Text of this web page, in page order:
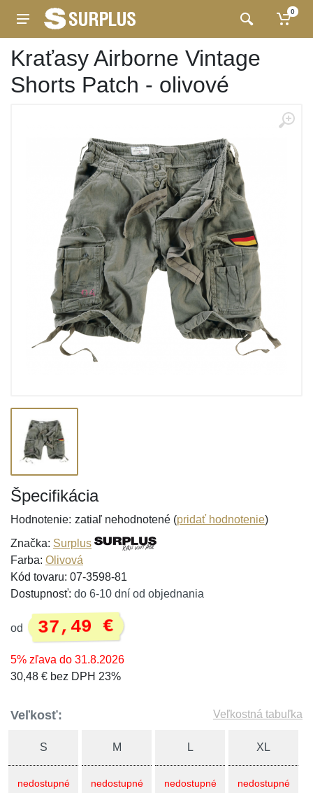
0
Kraťasy Airborne Vintage
Shorts Patch - olivové
Špecifikácia
Hodnotenie: zatiaľ nehodnotené (pridať hodnotenie)
Značka: Surplus
Farba: Olivová
Kód tovaru: 07-3598-81
Dostupnosť: do 6-10 dní od objednania
od 37,49 €
5% zľava do 31.8.2026
30,48 € bez DPH 23%
Veľkosť: Veľkostná tabuľka
S
nedostupné
M
nedostupné
L
nedostupné
XL
nedostupné